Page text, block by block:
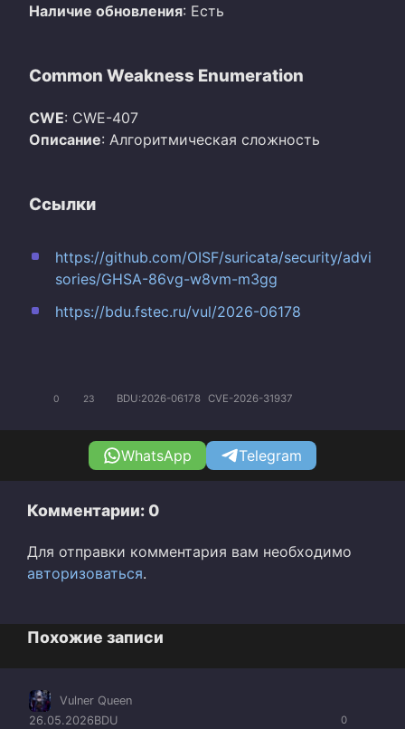
Наличие обновления: Есть
Common Weakness Enumeration
CWE: CWE-407
Описание: Алгоритмическая сложность
Ссылки
https://github.com/OISF/suricata/security/advi
sories/GHSA-86vg-w8vm-m3gg
https://bdu.fstec.ru/vul/2026-06178
0 23 BDU:2026-06178 CVE-2026-31937
WhatsApp Telegram
Комментарии: 0
Для отправки комментария вам необходимо
авторизоваться.
Похожие записи
0
Vulner Queen
26.05.2026BDU